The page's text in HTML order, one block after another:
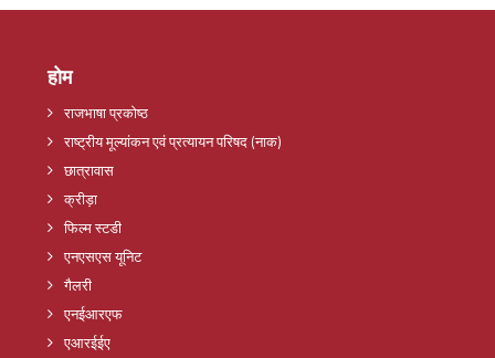
होम
राजभाषा प्रकोष्ठ
राष्ट्रीय मूल्यांकन एवं प्रत्यायन परिषद (नाक)
छात्रावास
क्रीड़ा
फिल्म स्टडी
एनएसएस यूनिट
गैलरी
एनईआरएफ
एआरईईए